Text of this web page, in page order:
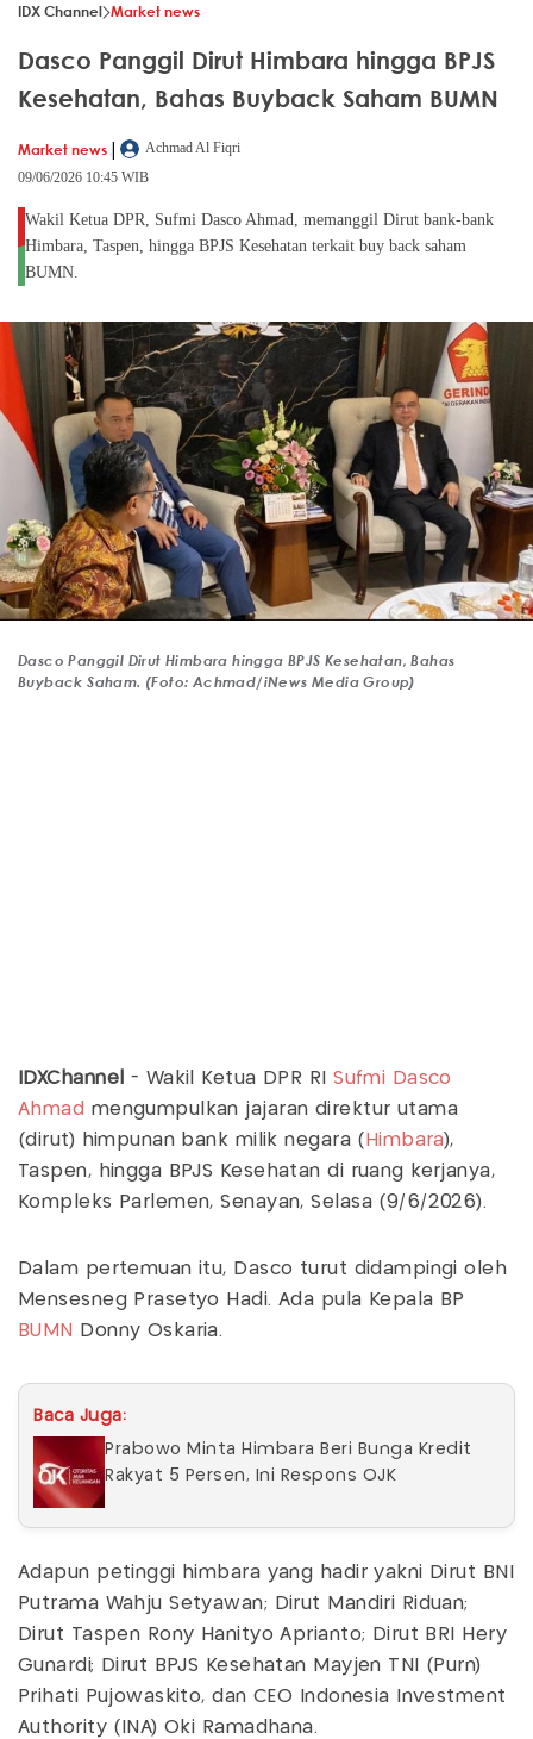
IDX Channel Market news
Dasco Panggil Dirut Himbara hingga BPJS
Kesehatan, Bahas Buyback Saham BUMN
Market news |
Achmad Al Fiqri
09/06/2026 10:45 WIB
Wakil Ketua DPR, Sufmi Dasco Ahmad, memanggil Dirut bank-bank
Himbara, Taspen, hingga BPJS Kesehatan terkait buy back saham
BUMN.
Dasco Panggil Dirut Himbara hingga BPJS Kesehatan, Bahas
Buyback Saham. (Foto: Achmad/iNews Media Group)
IDXChannel - Wakil Ketua DPR RISufmi Dasco
Ahmad mengumpulkan jajaran direktur utama
(dirut) himpunan bank milik negara ( Himbara),
Taspen, hingga BPJS Kesehatan di ruang kerjanya,
Kompleks Parlemen, Senayan, Selasa (9/6/2026).
Dalam pertemuan itu, Dasco turut didampingi oleh
Mensesneg Prasetyo Hadi. Ada pula Kepala BP
BUMN
Donny Oskaria.
Baca Juga:
Prabowo Minta Himbara Beri Bunga Kredit
Rakyat 5 Persen, Ini Respons OJK
Adapun petinggi himbara yang hadir yakni Dirut BNI
Putrama Wahju Setyawan; Dirut Mandiri Riduan;
Dirut Taspen Rony Hanityo Aprianto; Dirut BRI Hery
Gunardi; Dirut BPJS Kesehatan Mayjen TNI (Purn)
Prihati Pujowaskito, dan CEO Indonesia Investment
Authority (INA) Oki Ramadhana.